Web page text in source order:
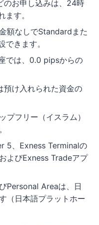
お申し込みは、24時
す。
額なしでStandardまた
きます。
では、0.0 pipsからの
け入れられた資金の
プフリー（イスラム）
5、Exness Terminalの
よびExness Tradeアプ
Personal Areaは、日
（日本語プラットホー